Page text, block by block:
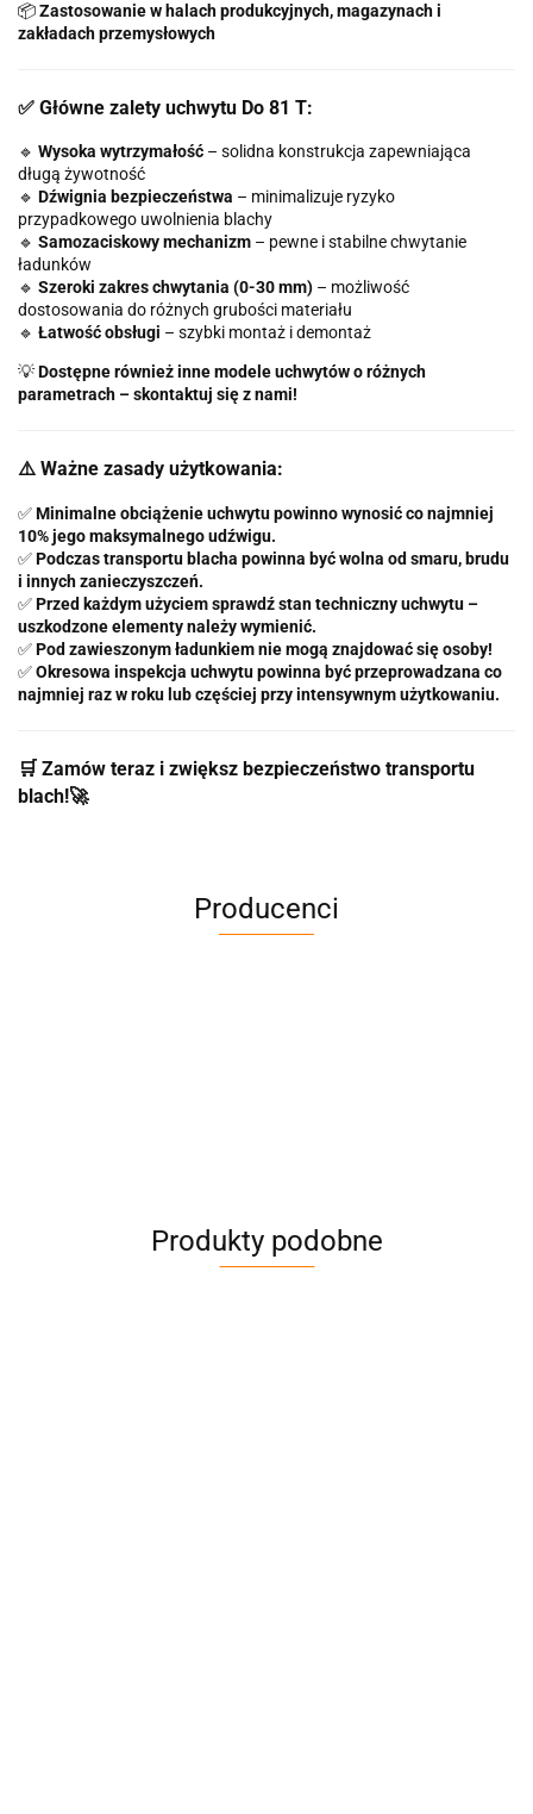
📦Zastosowanie w halach produkcyjnych, magazynach i
zakładach przemysłowych
✅ Główne zalety uchwytu Do 81 T:
🔹 Wysoka wytrzymałość – solidna konstrukcja zapewniająca
długą żywotność
🔹 Dźwignia bezpieczeństwa – minimalizuje ryzyko
przypadkowego uwolnienia blachy
🔹 Samozaciskowy mechanizm – pewne i stabilne chwytanie
ładunków
🔹 Szeroki zakres chwytania (0-30 mm) – możliwość
dostosowania do różnych grubości materiału
🔹 Łatwość obsługi – szybki montaż i demontaż
💡Dostępne również inne modele uchwytów o różnych
parametrach – skontaktuj się z nami!
⚠️ Ważne zasady użytkowania:
✅Minimalne obciążenie uchwytu powinno wynosić co najmniej
10% jego maksymalnego udźwigu.
✅Podczas transportu blacha powinna być wolna od smaru, brudu
i innych zanieczyszczeń.
✅Przed każdym użyciem sprawdź stan techniczny uchwytu –
uszkodzone elementy należy wymienić.
✅Pod zawieszonym ładunkiem nie mogą znajdować się osoby!
✅Okresowa inspekcja uchwytu powinna być przeprowadzana co
najmniej raz w roku lub częściej przy intensywnym użytkowaniu.
🛒 Zamów teraz i zwiększ bezpieczeństwo transportu
blach!🚀
Producenci
Produkty podobne